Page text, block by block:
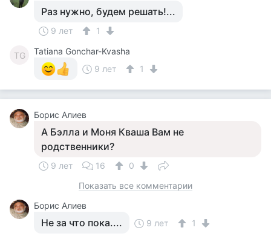
Раз нужно, будем решать!...
9 лет 1
TG
Tatiana Gonchar-Kvasha
9 лет
1
Борис Алиев
А Бэлла и Моня Кваша Вам не
родственники?
9 лет 16
0
Показать все комментарии
Борис Алиев
Не за что пока.... 9 лет 1